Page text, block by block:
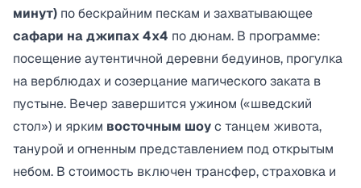
минут) по бескрайним пескам и захватывающее
сафари на джипах 4x4 по дюнам. В программе:
посещение аутентичной деревни бедуинов, прогулка
на верблюдах и созерцание магического заката в
пустыне. Вечер завершится ужином («шведский
стол») и ярким восточным шоус танцем живота,
танурой и огненным представлением под открытым
небом. В стоимость включен трансфер, страховка и